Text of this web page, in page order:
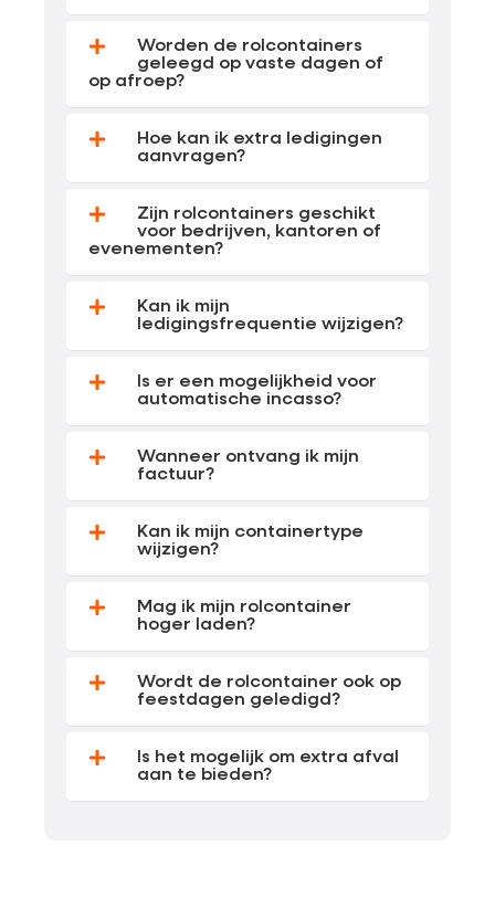
Worden de rolcontainers
geleegd op vaste dagen of
op afroep?
Hoe kan ik extra ledigingen
aanvragen?
Zijn rolcontainers geschikt
voor bedrijven, kantoren of
evenementen?
Kan ik mijn
ledigingsfrequentie wijzigen?
Is er een mogelijkheid voor
automatische incasso?
Wanneer ontvang ik mijn
factuur?
Kan ik mijn containertype
wijzigen?
Mag ik mijn rolcontainer
hoger laden?
Wordt de rolcontainer ook op
feestdagen geledigd?
Is het mogelijk om extra afval
aan te bieden?